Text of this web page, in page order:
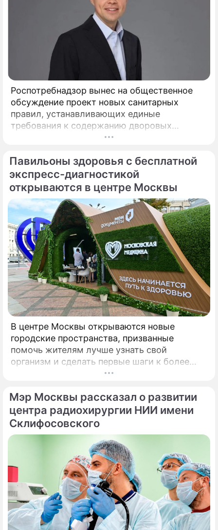
Роспотребнадзор вынес на общественное
обсуждение проект новых санитарных
правил, устанавливающих единые
требования к содержанию дворовых
либо отсутствовали, либо трактовались по-
разному, пояснил депутат Госдумы,
председатель Союза дачников
Подмосковья» Никита Чаплин.
Павильоны здоровья с бесплатной
экспресс-диагностикой
открываются в центре Москвы
В центре Москвы открываются новые
городские пространства, призванные
помочь жителям лучше узнать свой
организм и сделать первые шаги к более
осознанному отношению к здоровью. Речь
начинают работу на столичных бульварах в
рамках масштабного городского проекта
«Лето в Москве».
Мэр Москвы рассказал о развитии
центра радиохирургии НИИ имени
Склифосовского